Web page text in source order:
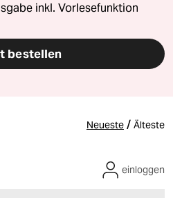
inkl. Vorlesefunktion
bestellen
Neueste / Älteste
einloggen